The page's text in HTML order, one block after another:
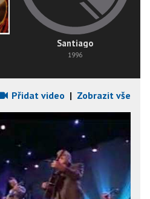
Santiago
1996
Přidat video | Zobrazit vše